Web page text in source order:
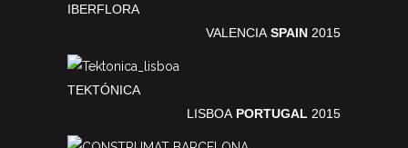
IBERFLORA
VALENCIA SPAIN 2015
TEKTÓNICA
LISBOA PORTUGAL 2015